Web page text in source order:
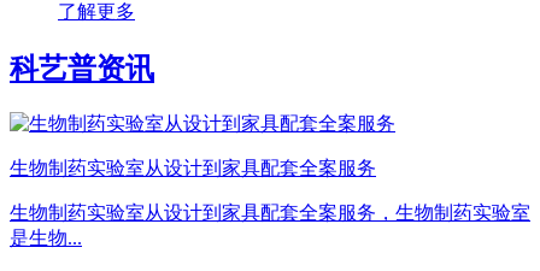
了解更多
科艺普资讯
生物制药实验室从设计到家具配套全案服务
生物制药实验室从设计到家具配套全案服务，生物制药实验室
是生物...